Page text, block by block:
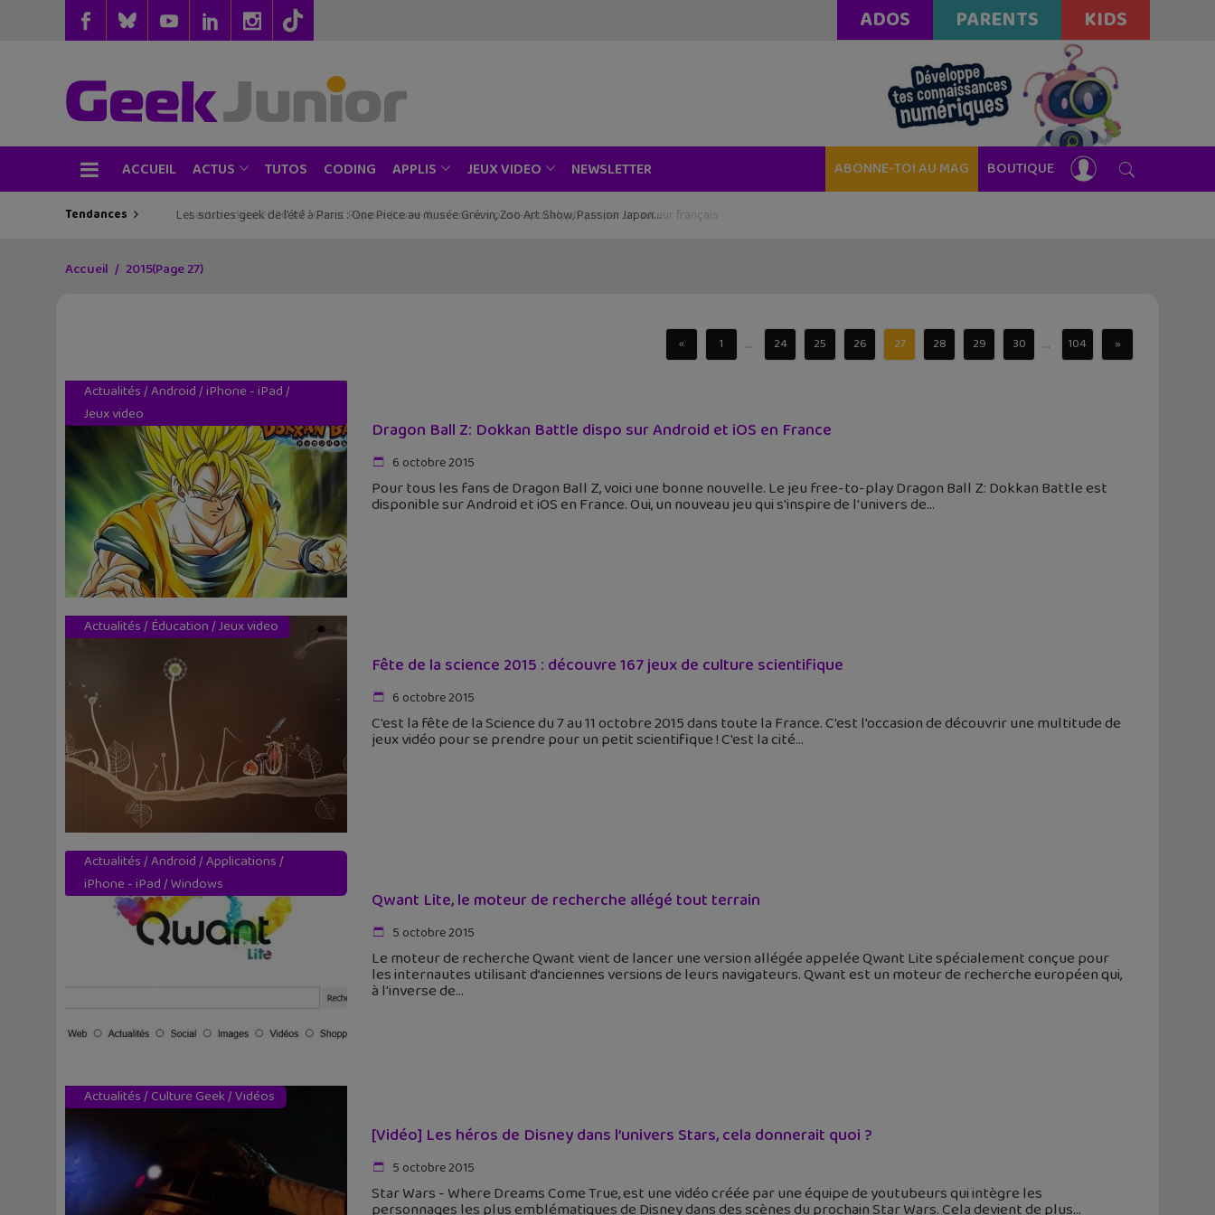
ADOS PARENTS KIDS
ACCUEIL ACTUS TUTOS CODING APPLIS JEUX VIDEO NEWSLETTER ABONNE-TOI AU MAG BOUTIQUE
Tendances Les sorties geek de l’été à Paris : One Piece au musée Grévin, Zoo Art Show, Passion Japon…
Accueil 2015(Page 27)
« 1 ... 24 25 26 27 28 29 30 ... 104 »
Actualités/Android/iPhone - iPad/
Jeux video
Dragon Ball Z: Dokkan Battle dispo sur Android et iOS en France
6 octobre 2015
Pour tous les fans de Dragon Ball Z, voici une bonne nouvelle. Le jeu free-to-play Dragon Ball Z: Dokkan Battle est
disponible sur Android et iOS en France. Oui, un nouveau jeu qui s'inspire de l'univers de
Actualités/ Éducation/Jeux video
Fête de la science 2015 : découvre 167 jeux de culture scientifique
6 octobre 2015
C'est la fête de la Science du 7 au 11 octobre 2015 dans toute la France. C'est l'occasion de découvrir une multitude de
jeux vidéo pour se prendre pour un petit scientifique ! C'est la cité
Actualités/Android/Applications/
iPhone - iPad/Windows
Qwant Lite, le moteur de recherche allégé tout terrain
5 octobre 2015
Le moteur de recherche Qwant vient de lancer une version allégée appelée Qwant Lite spécialement conçue pour
les internautes utilisant d’anciennes versions de leurs navigateurs. Qwant est un moteur de recherche européen qui,
à l'inverse de
Actualités/ Culture Geek/Vidéos
[Vidéo] Les héros de Disney dans l’univers Stars, cela donnerait quoi ?
5 octobre 2015
Star Wars - Where Dreams Come True, est une vidéo créée par une équipe de youtubeurs qui intègre les
personnages les plus emblématiques de Disney dans des scènes du prochain Star Wars. Cela devient de plus